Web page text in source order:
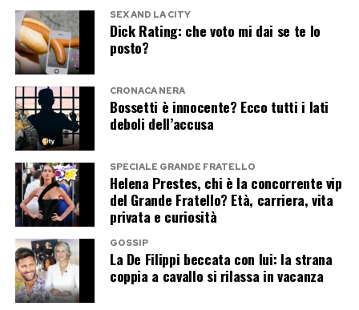
vita privata ha seguito un percorso diverso,
Ferragni sembra aver ritrovato un equilibrio tra
lavoro, famiglia e vita sentimentale. I contenuti
condivisi nelle ultime settimane raccontano
soprattutto viaggi, momenti con i figli e
giornate vissute con il nuovo compagno, senza
particolare attenzione alle polemiche che
avevano segnato gli ultimi mesi.
Ibiza, almeno per ora, sembra rappresentare
un’altra tappa di questa estate all’insegna della
leggerezza, tra mare cristallino, buona cucina e
una relazione che, giorno dopo giorno, appare
SEX AND LA CITY
Dick Rating: che voto mi dai se te lo
posto?
CRONACA NERA
Bossetti è innocente? Ecco tutti i lati
deboli dell’accusa
SPECIALE GRANDE FRATELLO
Helena Prestes, chi è la concorrente vip
del Grande Fratello? Età, carriera, vita
privata e curiosità
GOSSIP
La De Filippi beccata con lui: la strana
coppia a cavallo si rilassa in vacanza